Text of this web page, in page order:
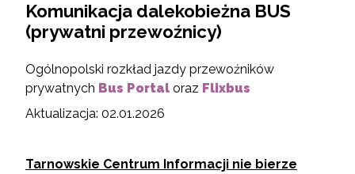
Komunikacja dalekobieżna BUS
(prywatni przewoźnicy)
Ogólnopolski rozkład jazdy przewoźników
prywatnych Bus Portal oraz Flixbus
Aktualizacja: 02.01.2026
Tarnowskie Centrum Informacji nie bierze